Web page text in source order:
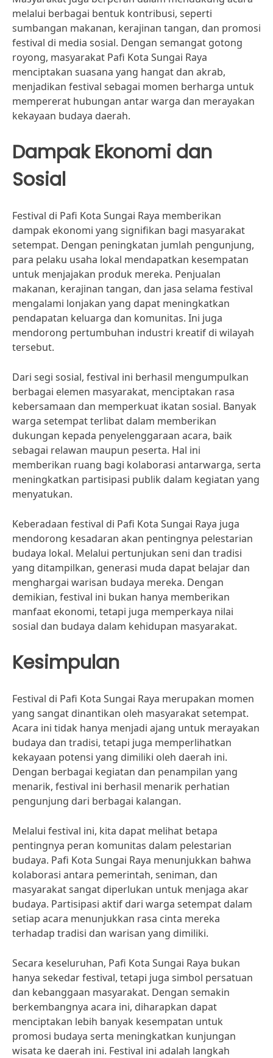
melalui berbagai bentuk kontribusi, seperti
sumbangan makanan, kerajinan tangan, dan promosi
festival di media sosial. Dengan semangat gotong
royong, masyarakat Pafi Kota Sungai Raya
menciptakan suasana yang hangat dan akrab,
menjadikan festival sebagai momen berharga untuk
mempererat hubungan antar warga dan merayakan
kekayaan budaya daerah.
Dampak Ekonomi dan
Sosial
Festival di Pafi Kota Sungai Raya memberikan
dampak ekonomi yang signifikan bagi masyarakat
setempat. Dengan peningkatan jumlah pengunjung,
para pelaku usaha lokal mendapatkan kesempatan
untuk menjajakan produk mereka. Penjualan
makanan, kerajinan tangan, dan jasa selama festival
mengalami lonjakan yang dapat meningkatkan
pendapatan keluarga dan komunitas. Ini juga
mendorong pertumbuhan industri kreatif di wilayah
tersebut.
Dari segi sosial, festival ini berhasil mengumpulkan
berbagai elemen masyarakat, menciptakan rasa
kebersamaan dan memperkuat ikatan sosial. Banyak
warga setempat terlibat dalam memberikan
dukungan kepada penyelenggaraan acara, baik
sebagai relawan maupun peserta. Hal ini
memberikan ruang bagi kolaborasi antarwarga, serta
meningkatkan partisipasi publik dalam kegiatan yang
menyatukan.
Keberadaan festival di Pafi Kota Sungai Raya juga
mendorong kesadaran akan pentingnya pelestarian
budaya lokal. Melalui pertunjukan seni dan tradisi
yang ditampilkan, generasi muda dapat belajar dan
menghargai warisan budaya mereka. Dengan
demikian, festival ini bukan hanya memberikan
manfaat ekonomi, tetapi juga memperkaya nilai
sosial dan budaya dalam kehidupan masyarakat.
Kesimpulan
Festival di Pafi Kota Sungai Raya merupakan momen
yang sangat dinantikan oleh masyarakat setempat.
Acara ini tidak hanya menjadi ajang untuk merayakan
budaya dan tradisi, tetapi juga memperlihatkan
kekayaan potensi yang dimiliki oleh daerah ini.
Dengan berbagai kegiatan dan penampilan yang
menarik, festival ini berhasil menarik perhatian
pengunjung dari berbagai kalangan.
Melalui festival ini, kita dapat melihat betapa
pentingnya peran komunitas dalam pelestarian
budaya. Pafi Kota Sungai Raya menunjukkan bahwa
kolaborasi antara pemerintah, seniman, dan
masyarakat sangat diperlukan untuk menjaga akar
budaya. Partisipasi aktif dari warga setempat dalam
setiap acara menunjukkan rasa cinta mereka
terhadap tradisi dan warisan yang dimiliki.
Secara keseluruhan, Pafi Kota Sungai Raya bukan
hanya sekedar festival, tetapi juga simbol persatuan
dan kebanggaan masyarakat. Dengan semakin
berkembangnya acara ini, diharapkan dapat
menciptakan lebih banyak kesempatan untuk
promosi budaya serta meningkatkan kunjungan
wisata ke daerah ini. Festival ini adalah langkah